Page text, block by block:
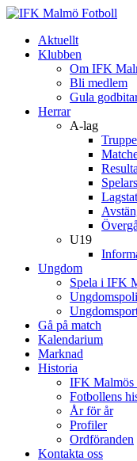
Aktuellt
Klubben
Om IFK
Bli medlem
Gula
Herrar
A-lag
U19
Ungdom
Spela i IFK
Gå på match
Kalendarium
Marknad
Historia
IFK Malmös
Fotbollens
År för år
Profiler
Ordföranden
Kontakta oss